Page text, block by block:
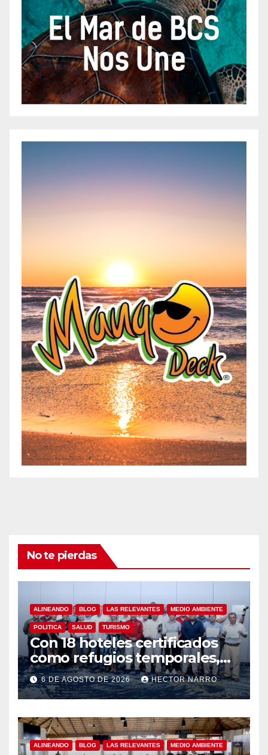
No te pierdas
ALINEANDO BLOG LAS RELEVANTES MEDIO AMBIENTE
POLITICA SALUD TURISMO
Con 18 hoteles certificados
como refugios temporales,
Gobierno de Los Cabos
refuerza la prevención y
garantiza un destino seguro
6 DE AGOSTO DE 2026 HECTOR NARRO
ALINEANDO BLOG LAS RELEVANTES MEDIO AMBIENTE